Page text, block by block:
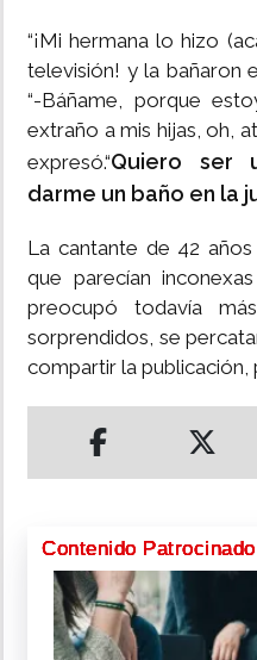
“¡Mi hermana lo hizo
televisión! y la bañaron
“-Báñame, porque
extraño a mis hijas, oh,
expresó.“Quiero ser
darme un baño en la
La cantante de 42
que parecían
preocupó todavía
sorprendidos, se
compartir la publicación,
Contenido Patrocinado